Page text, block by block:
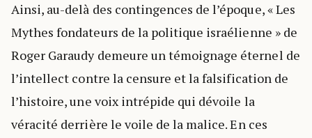
Ainsi, au-delà des contingences de l’époque, « Les
Mythes fondateurs de la politique israélienne » de
Roger Garaudy demeure un témoignage éternel de
l’intellect contre la censure et la falsification de
l’histoire, une voix intrépide qui dévoile la
véracité derrière le voile de la malice. En ces